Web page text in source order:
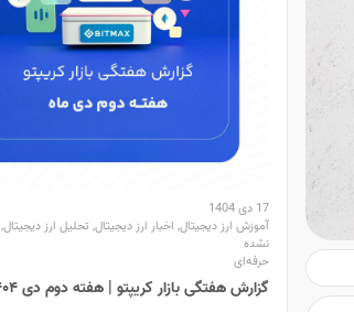
17 دی 1404
آموزش ارز دیجیتال, اخبار ارز دیجیتال, تحلیل ارز دیجیتال,
نشده
حرفه‌ای
گزارش هفتگی بازار کریپتو | هفته دوم دی ۱۴۰۴